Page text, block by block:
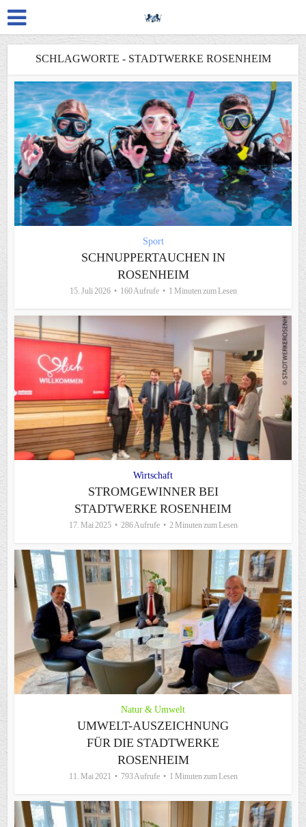
SCHLAGWORTE - STADTWERKE ROSENHEIM
Sport
SCHNUPPERTAUCHEN IN
ROSENHEIM
15. Juli 2026 160 Aufrufe 1 Minuten zum Lesen
Wirtschaft
STROMGEWINNER BEI
STADTWERKE ROSENHEIM
17. Mai 2025 286 Aufrufe 2 Minuten zum Lesen
Natur & Umwelt
UMWELT-AUSZEICHNUNG
FÜR DIE STADTWERKE
ROSENHEIM
11. Mai 2021 793 Aufrufe 1 Minuten zum Lesen